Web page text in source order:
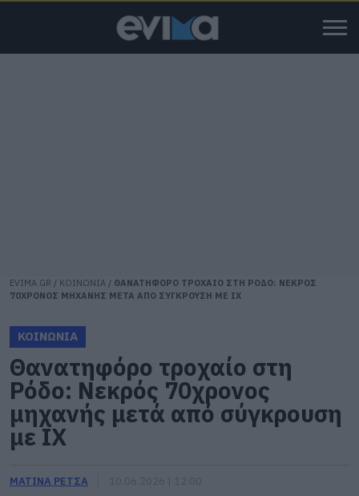
EVIMA.GR / ΚΟΙΝΩΝΙΑ / ΘΑΝΑΤΗΦΟΡΟ ΤΡΟΧΑΙΟ ΣΤΗ ΡΟΔΟ: ΝΕΚΡΟΣ
70ΧΡΟΝΟΣ ΜΗΧΑΝΗΣ ΜΕΤΑ ΑΠΟ ΣΥΓΚΡΟΥΣΗ ΜΕ ΙΧ
ΚΟΙΝΩΝΙΑ
Θανατηφόρο τροχαίο στη
Ρόδο: Νεκρός 70χρονος
μηχανής μετά από σύγκρουση
με ΙΧ
ΜΑΤΙΝΑ ΡΕΤΣΑ